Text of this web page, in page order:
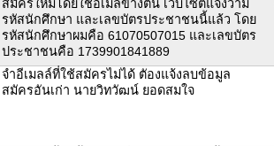
สมัครใหม่โดยใช้อีเมลข้างต้น เว็บไซต์แจ้งว่ามี
รหัสนักศึกษา และเลขบัตรประชาชนนี้แล้ว โดย
รหัสนักศึกษาผมคือ 61070507015 และเลขบัตร
ประชาชนคือ 1739901841889
จำอีเมลล์ที่ใช้สมัครไม่ได้ ตัองแจ้งลบข้อมูล
สมัครอันเก่า นายวิทวัฒน์ ยอดสมใจ